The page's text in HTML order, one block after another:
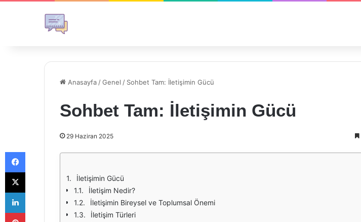
Anasayfa /Genel / Sohbet Tam: İletişimin Gücü
Sohbet Tam: İletişimin Gücü
29 Haziran 2025
İletişimin Gücü
İletişim Nedir?
İletişimin Bireysel ve Toplumsal Önemi
İletişim Türleri
Facebook
X
LinkedIn
Pinterest